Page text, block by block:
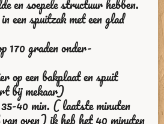
en soepele structuur hebben.
een spuitzak met een glad
170 graden onder-
op een bakplaat en spuit
bij mekaar)
40 min. ( laatste minuten
oven) ik heb het 40 minuten